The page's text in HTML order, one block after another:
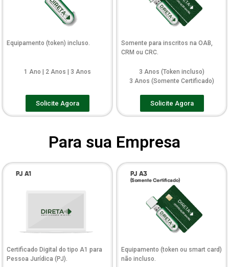
Equipamento (token) incluso.
1 Ano | 2 Anos | 3 Anos
Solicite Agora
Somente para inscritos na OAB,
CRM ou CRC.
3 Anos (Token incluso)
3 Anos (Somente Certificado)
Solicite Agora
Para sua Empresa
Certificado Digital do tipo A1 para
Pessoa Jurídica (PJ).
Equipamento (token ou smart card)
não incluso.